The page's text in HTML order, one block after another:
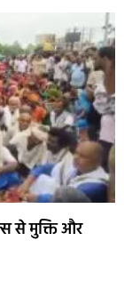
से मुक्ति और